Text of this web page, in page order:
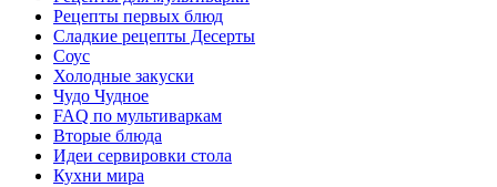
Рецепты первых блюд
Сладкие рецепты Десерты
Соус
Холодные закуски
Чудо Чудное
FAQ по мультиваркам
Вторые блюда
Идеи сервировки стола
Кухни мира